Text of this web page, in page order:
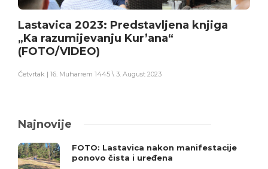
Lastavica 2023: Predstavljena knjiga
„Ka razumijevanju Kur’ana“
(FOTO/VIDEO)
Četvrtak | 16. Muharrem 1445 \ 3. August 2023
Najnovije
FOTO: Lastavica nakon manifestacije
ponovo čista i uređena